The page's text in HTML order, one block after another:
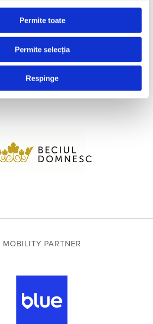
Permite toate
Permite selecția
Respinge
MOBILITY PARTNER